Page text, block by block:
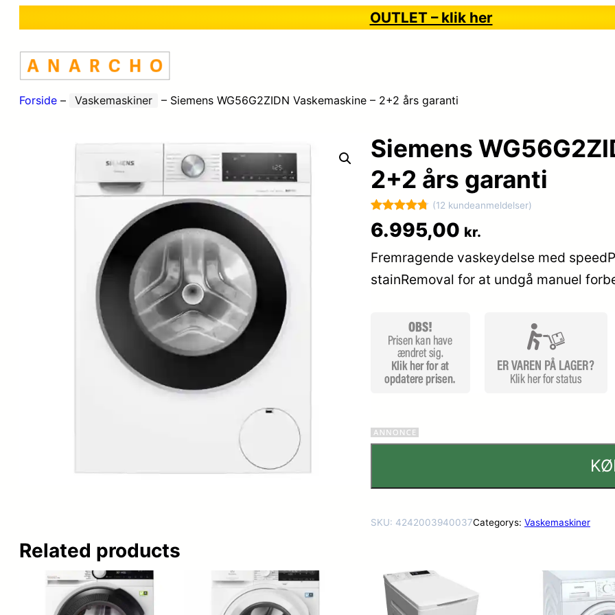
OUTLET – klik her
Forside – Vaskemaskiner – Siemens WG56G2ZIDN Vaskemaskine – 2+2 års garanti
Siemens
2+2 års garanti
Bedømt
som 4.8
ud af 5
baseret på
12
(12 kundeanmeldelser)
6.995,00 kr.
Fremragende vaskeydelse med
stainRemoval for at undgå manuel
SKU: 4242003940037Categorys: Vaskemaskiner
Related products